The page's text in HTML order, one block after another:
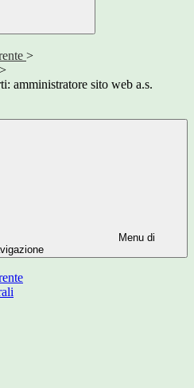
>
>
amministratore sito web a.s.
Menu di